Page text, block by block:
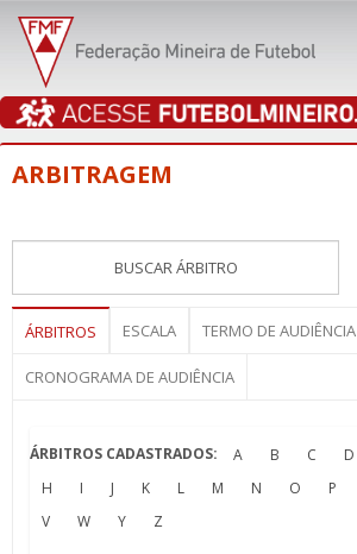
ARBITRAGEM
ÁRBITROS ESCALA TERMO DE AUDIÊNCIA
CRONOGRAMA DE AUDIÊNCIA
ÁRBITROS CADASTRADOS: A B C D
H
I J K L M N O P
V
W Y Z